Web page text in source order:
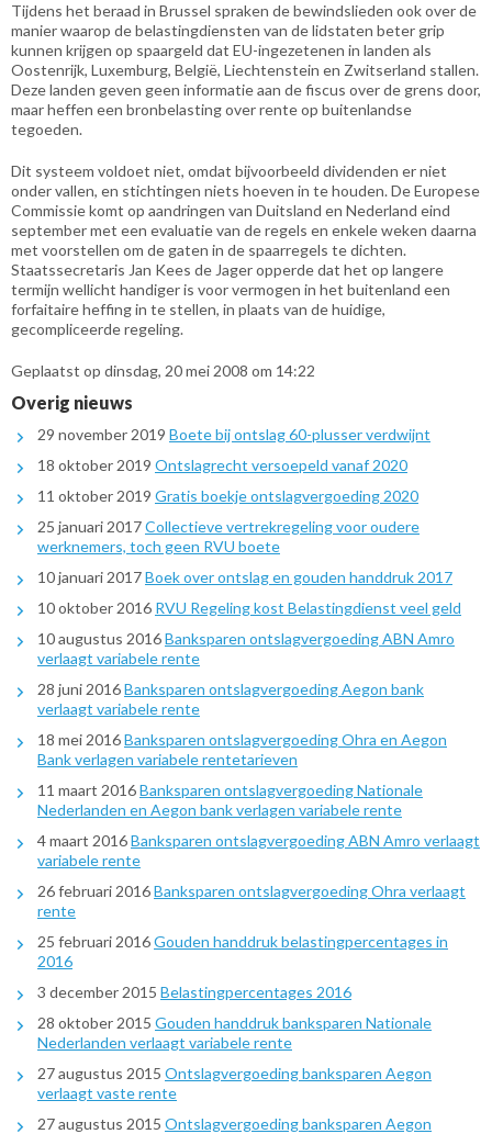
Tijdens het beraad in Brussel spraken de bewindslieden ook over de
manier waarop de belastingdiensten van de lidstaten beter grip
kunnen krijgen op spaargeld dat EU-ingezetenen in landen als
Oostenrijk, Luxemburg, België, Liechtenstein en Zwitserland stallen.
Deze landen geven geen informatie aan de fiscus over de grens door,
maar heffen een bronbelasting over rente op buitenlandse
tegoeden.
Dit systeem voldoet niet, omdat bijvoorbeeld dividenden er niet
onder vallen, en stichtingen niets hoeven in te houden. De Europese
Commissie komt op aandringen van Duitsland en Nederland eind
september met een evaluatie van de regels en enkele weken daarna
met voorstellen om de gaten in de spaarregels te dichten.
Staatssecretaris Jan Kees de Jager opperde dat het op langere
termijn wellicht handiger is voor vermogen in het buitenland een
forfaitaire heffing in te stellen, in plaats van de huidige,
gecompliceerde regeling.
Geplaatst op dinsdag, 20 mei 2008 om 14:22
Overig nieuws
29 november 2019 Boete bij ontslag 60-plusser verdwijnt
18 oktober 2019 Ontslagrecht versoepeld vanaf 2020
11 oktober 2019 Gratis boekje ontslagvergoeding 2020
25 januari 2017Collectieve vertrekregeling voor oudere
werknemers, toch geen RVU boete
10 januari 2017Boek over ontslag en gouden handdruk 2017
10 oktober 2016 RVU Regeling kost Belastingdienst veel geld
10 augustus 2016Banksparen ontslagvergoeding ABN Amro
verlaagt variabele rente
28 juni 2016Banksparen ontslagvergoeding Aegon bank
verlaagt variabele rente
18 mei 2016Banksparen ontslagvergoeding Ohra en Aegon
Bank verlagen variabele rentetarieven
11 maart 2016Banksparen ontslagvergoeding Nationale
Nederlanden en Aegon bank verlagen variabele rente
4 maart 2016Banksparen ontslagvergoeding ABN Amro verlaagt
variabele rente
26 februari 2016Banksparen ontslagvergoeding Ohra verlaagt
rente
25 februari 2016Gouden handdruk belastingpercentages in
2016
3 december 2015 Belastingpercentages 2016
28 oktober 2015 Gouden handdruk banksparen Nationale
Nederlanden verlaagt variabele rente
27 augustus 2015 Ontslagvergoeding banksparen Aegon
verlaagt vaste rente
27 augustus 2015 Ontslagvergoeding banksparen Aegon